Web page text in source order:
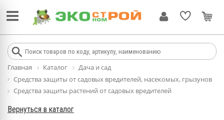
Главная Каталог
Дача и сад
Средства защиты от садовых вредителей, насекомых, грызунов
Средства защиты растений от садовых вредителей
Вернуться в каталог